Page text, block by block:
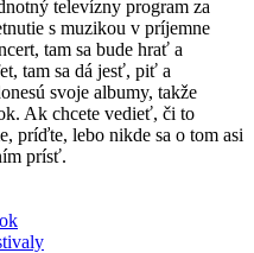
televízny program za
s muzikou v príjemne
tam sa bude hrať a
tam sa dá jesť, piť a
svoje albumy, takže
Ak chcete vedieť, či to
príďte, lebo nikde sa o tom asi
prísť.